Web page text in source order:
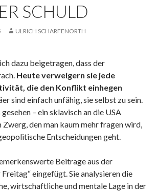
SCHULD
ULRICH SCHARFENORTH
dazu beigetragen, dass der
Heute verweigern sie jede
die den Konflikt einhegen
sind einfach unfähig, sie selbst zu sein.
– ein sklavisch an die USA
den man kaum mehr fragen wird,
Entscheidungen geht.
Beitrage aus der
eingefügt. Sie analysieren die
wirtschaftliche und mentale Lage in der